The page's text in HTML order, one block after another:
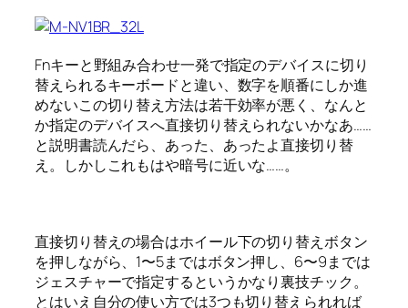
Fnキーと野組み合わせ一発で指定のデバイスに切り
替えられるキーボードと違い、数字を順番にしか進
めないこの切り替え方法は若干効率が悪く、なんと
か指定のデバイスへ直接切り替えられないかなあ……
と説明書読んだら、あった、あったよ直接切り替
え。しかしこれもはや暗号に近いな……。
直接切り替えの場合はホイール下の切り替えボタン
を押しながら、1〜5まではボタン押し、6〜9までは
ジェスチャーで指定するというかなり裏技チック。
とはいえ自分の使い方では3つも切り替えられれば